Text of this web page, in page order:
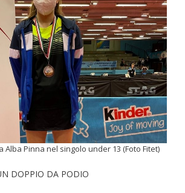
Alba Pinna nel singolo under 13 (Foto Fitet)
DOPPIO DA PODIO